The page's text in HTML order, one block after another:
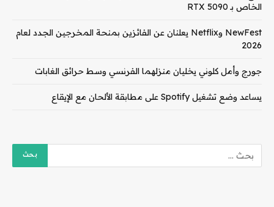
الخاص بـ RTX 5090
NewFest وNetflix يعلنان عن الفائزين بمنحة المخرجين الجدد لعام
2026
جورج وأمل كلوني يخليان منزلهما الفرنسي وسط حرائق الغابات
يساعد وضع تشغيل Spotify على مطابقة الألحان مع الإيقاع